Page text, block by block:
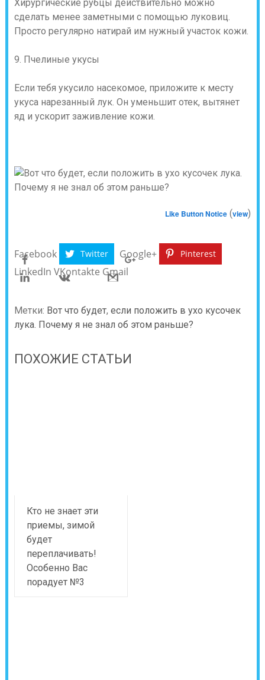
Хирургические рубцы действительно можно
сделать менее заметными с помощью луковиц.
Просто регулярно натирай им нужный участок кожи.
9. Пчелиные укусы
Если тебя укусило насекомое, приложите к месту
укуса нарезанный лук. Он уменьшит отек, вытянет
яд и ускорит заживление кожи.
Like Button Notice (view)
Facebook Twitter Google+ Pinterest
LinkedIn VKontakte Gmail
Метки: Вот что будет, если положить в ухо кусочек
лука. Почему я не знал об этом раньше?
ПОХОЖИЕ СТАТЬИ
Кто не знает эти
приемы, зимой
будет
переплачивать!
Особенно Вас
порадует №3